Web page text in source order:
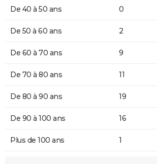
De 40 à 50 ans 0
De 50 à 60 ans 2
De 60 à 70 ans 9
De 70 à 80 ans 11
De 80 à 90 ans 19
De 90 à 100 ans 16
Plus de 100 ans 1